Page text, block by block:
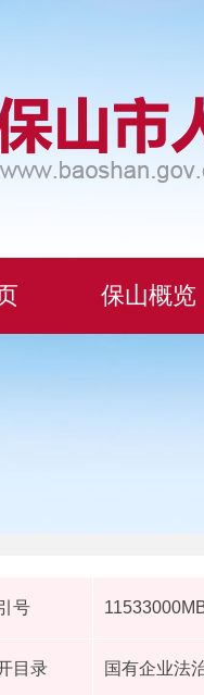
保山概览
号
目录 国有企业法